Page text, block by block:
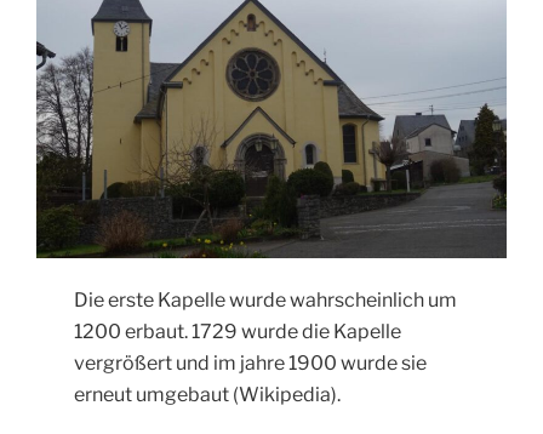
Die erste Kapelle wurde wahrscheinlich um
1200 erbaut. 1729 wurde die Kapelle
vergrößert und im jahre 1900 wurde sie
erneut umgebaut (Wikipedia).